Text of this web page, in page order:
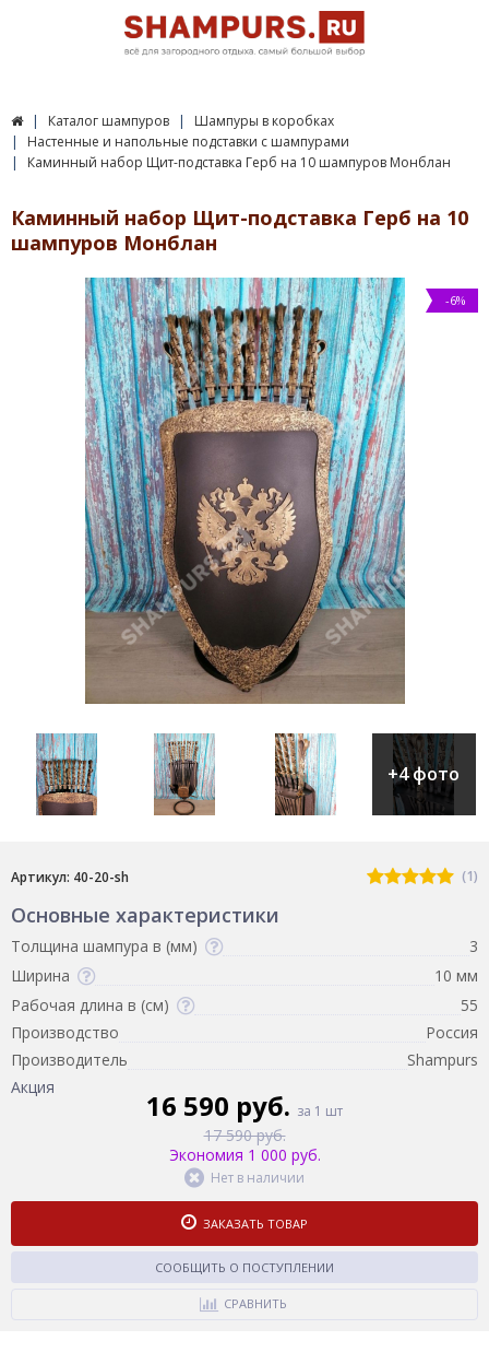
Каталог шампуров
Шампуры в коробках
Настенные и напольные подставки с шампурами
Каминный набор Щит-подставка Герб на 10 шампуров Монблан
Каминный набор Щит-подставка Герб на 10
шампуров Монблан
-6%
+4 фото
Артикул: 40-20-sh (1)
Основные характеристики
Толщина шампура в (мм)
3
Ширина
10 мм
Рабочая длина в (см)
55
Производство
Россия
Производитель
Shampurs
Акция
16 590 руб. за 1 шт
17 590 руб.
Экономия 1 000 руб.
Нет в наличии
ЗАКАЗАТЬ ТОВАР
СООБЩИТЬ О ПОСТУПЛЕНИИ
СРАВНИТЬ